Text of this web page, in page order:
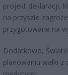
projekt deklaracji,
na przyszłe
przygotowane na
Dodatkowo,
planowaniu walki z